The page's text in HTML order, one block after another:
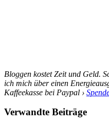
Bloggen kostet Zeit und Geld.
ich mich über einen
Kaffeekasse bei Paypal ›
Verwandte Beiträge